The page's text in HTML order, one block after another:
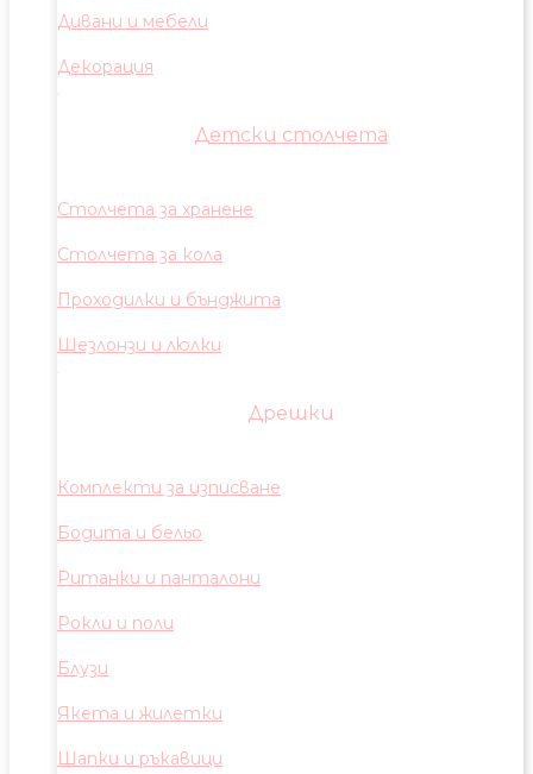
Дивани и мебели
Декорация
Детски столчета
Столчета за хранене
Столчета за кола
Проходилки и бънджита
Шезлонзи и люлки
Дрешки
Комплекти за изписване
Бодита и бельо
Ританки и панталони
Рокли и поли
Блузи
Якета и жилетки
Шапки и ръкавици